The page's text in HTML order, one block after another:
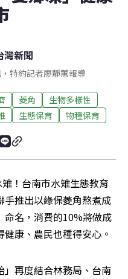
灣新聞
特約記者廖靜蕙報導
菱角
生物多樣性
生態保育 物種保育
！台南市水雉生態教育
手推出以綠保菱角熬煮成
命名，消費的10%將做成
康、農民也種得安心。
」再度結合林務局、台南